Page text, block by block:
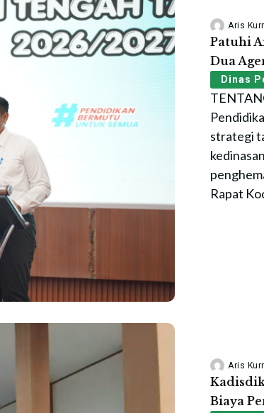
Aris
Patuhi
Dua
Dinas
strategi
Rapat
Aris
Biaya